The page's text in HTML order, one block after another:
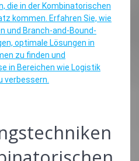
die in der Kombinatorischen
kommen. Erfahren Sie, wie
und Branch-and-Bound-
optimale Lösungen in
zu finden und
in Bereichen wie Logistik
verbessern.